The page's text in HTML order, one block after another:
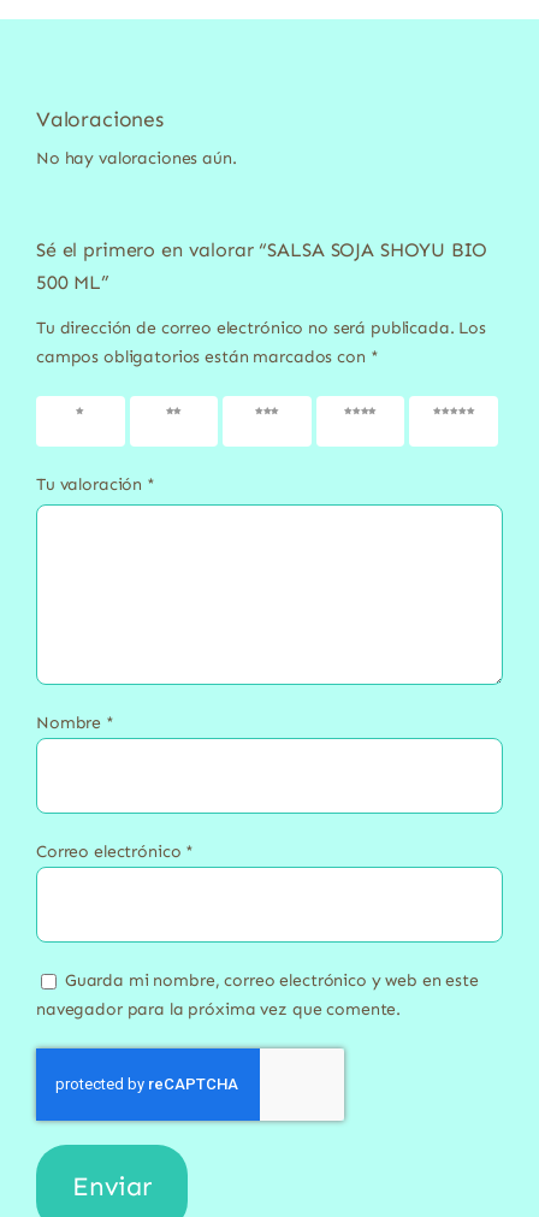
Valoraciones
No hay valoraciones aún.
Sé el primero en valorar “SALSA SOJA SHOYU BIO
500 ML”
Tu dirección de correo electrónico no será publicada. Los
campos obligatorios están marcados con *
1 de 5
2 de 5
3 de 5
4 de 5
5 de 5
Tu valoración *
Nombre *
Correo electrónico *
Guarda mi nombre, correo electrónico y web en este
navegador para la próxima vez que comente.